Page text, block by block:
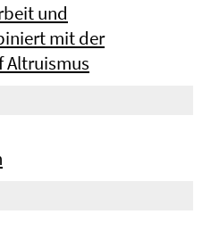
und
mit der
Altruismus